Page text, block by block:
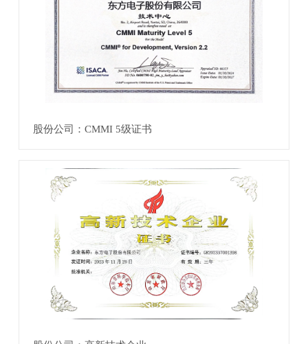
股份公司：CMMI 5级证书